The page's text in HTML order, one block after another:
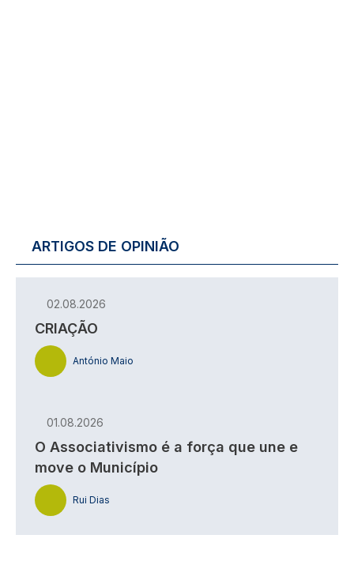
ARTIGOS DE OPINIÃO
02.08.2026
CRIAÇÃO
António Maio
01.08.2026
O Associativismo é a força que une e
move o Município
Rui Dias